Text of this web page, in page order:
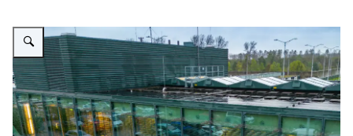
Vergroot afbeelding Entree Oostvaarderskliniek